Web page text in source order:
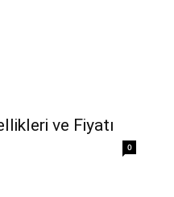
ve Fiyatı
0